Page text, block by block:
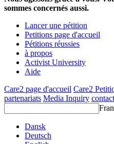
sommes concernés aussi.
Lancer une pétition
Petitions page d'accueil
Pétitions réussies
à propos
Activist University
Aide
Care2 page d'accueil Care2
partenariats Media Inquiry
Dansk
Deutsch